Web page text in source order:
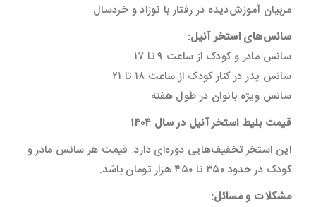
مربیان آموزش‌دیده در رفتار با نوزاد و خردسال
سانس‌های استخر آنیل:
سانس مادر و کودک از ساعت ۹ تا ۱۷
سانس پدر در کنار کودک از ساعت ۱۸ تا ۲۱
سانس ویژه بانوان در طول هفته
قیمت بلیط استخر آنیل در سال ۱۴۰۴
این استخر تخفیف‌هایی دوره‌ای دارد. قیمت هر سانس مادر و
کودک در حدود ۳۵۰ تا ۴۵۰ هزار تومان باشد.
مشکلات و مسائل: